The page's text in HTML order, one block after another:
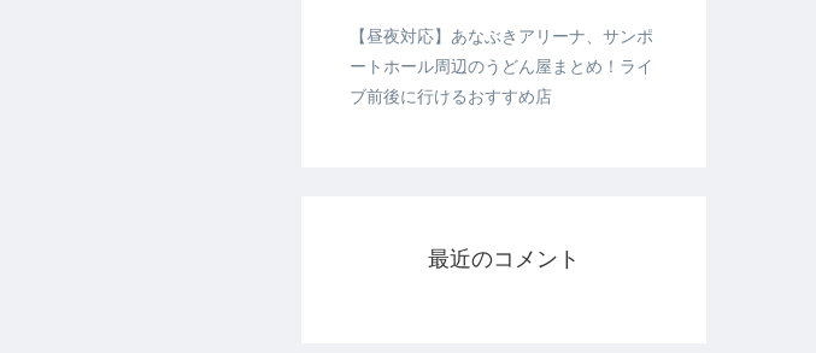
【昼夜対応】あなぶきアリーナ、サンポ
ートホール周辺のうどん屋まとめ！ライ
ブ前後に行けるおすすめ店
最近のコメント